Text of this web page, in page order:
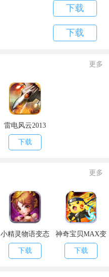
下载
下载
更多
雷电风云2013
下载
更多
小精灵物语变态
版
下载
神奇宝贝MAX变
态版
下载